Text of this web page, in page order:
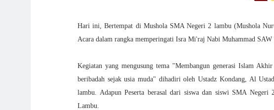
Hari ini, Bertempat di Mushola SMA Negeri 2 lambu (Mushola
Acara dalam rangka memperingati Isra Mi'raj Nabi Muhammad SAW
Kegiatan yang mengusung tema "Membangun generasi Islam
beribadah sejak usia muda" dihadiri oleh Ustadz Kondang, Al
lambu. Adapun Peserta berasal dari siswa dan siswi SMA
Lambu.